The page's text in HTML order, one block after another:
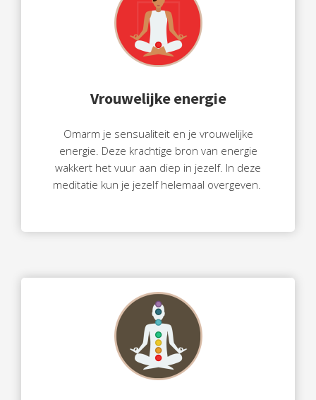
Vrouwelijke energie
Omarm je sensualiteit en je vrouwelijke
energie. Deze krachtige bron van energie
wakkert het vuur aan diep in jezelf. In deze
meditatie kun je jezelf helemaal overgeven.